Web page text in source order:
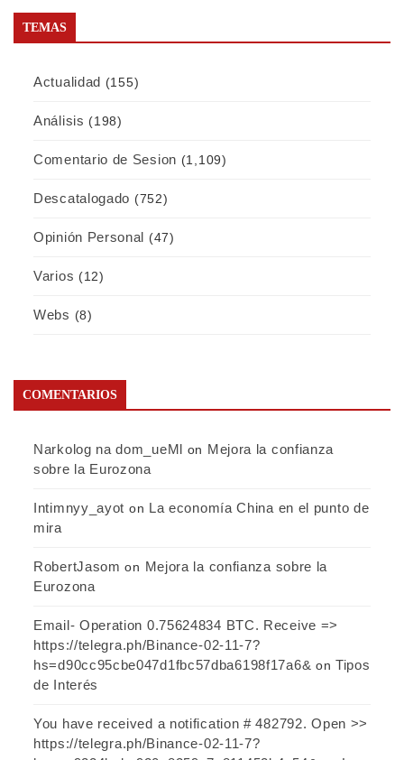
TEMAS
Actualidad (155)
Análisis (198)
Comentario de Sesion (1,109)
Descatalogado (752)
Opinión Personal (47)
Varios (12)
Webs (8)
COMENTARIOS
Narkolog na dom_ueMl on Mejora la confianza
sobre la Eurozona
Intimnyy_ayot on La economía China en el punto de
mira
RobertJasom on Mejora la confianza sobre la
Eurozona
Email- Operation 0.75624834 BTC. Receive =>
https://telegra.ph/Binance-02-11-7?
hs=d90cc95cbe047d1fbc57dba6198f17a6& onTipos
de Interés
You have received a notification # 482792. Open >>
https://telegra.ph/Binance-02-11-7?